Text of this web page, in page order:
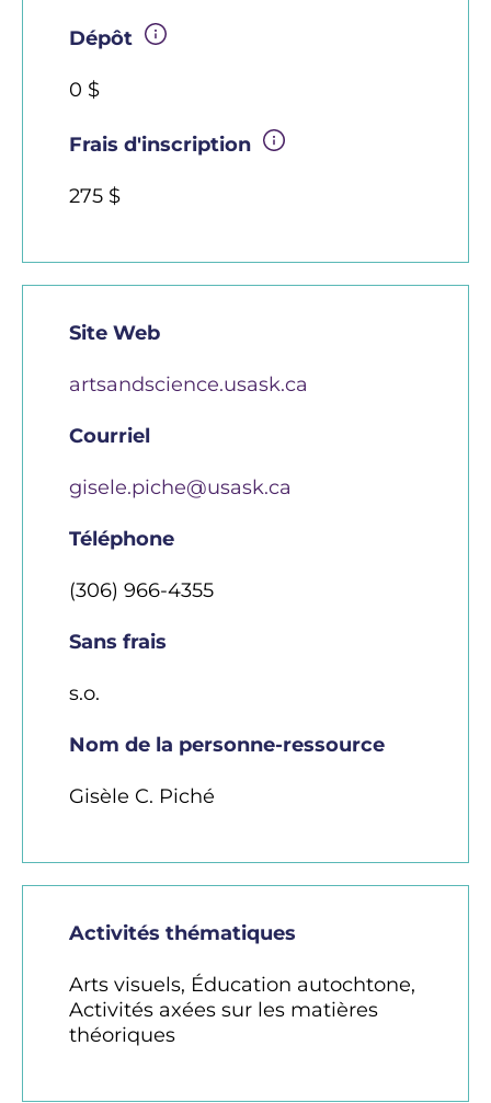
Dépôt
0 $
Frais d'inscription
275 $
Site Web
artsandscience.usask.ca
Courriel
gisele.piche@usask.ca
Téléphone
(306) 966-4355
Sans frais
s.o.
Nom de la personne-ressource
Gisèle C. Piché
Activités thématiques
Arts visuels, Éducation autochtone,
Activités axées sur les matières
théoriques